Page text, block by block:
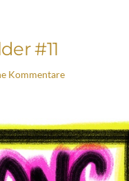
#11
Kommentare